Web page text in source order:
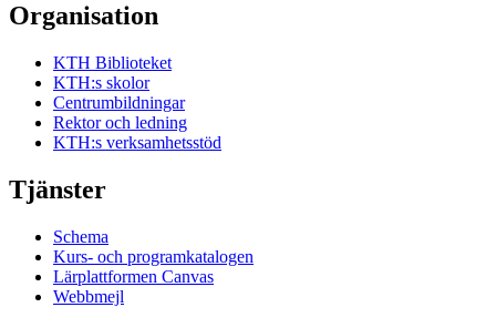
Organisation
KTH Biblioteket
KTH:s skolor
Centrumbildningar
Rektor och ledning
KTH:s verksamhetsstöd
Tjänster
Schema
Kurs- och programkatalogen
Lärplattformen Canvas
Webbmejl